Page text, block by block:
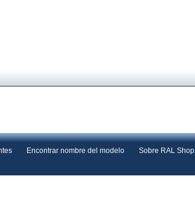
Encontrar nombre del modelo Sobre RAL Shop